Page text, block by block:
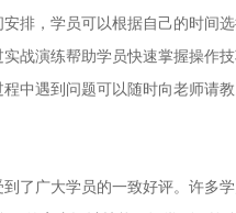
排，学员可以根据自己的时间
战演练帮助学员快速掌握操作技
中遇到问题可以随时向老师请教
了广大学员的一致好评。许多